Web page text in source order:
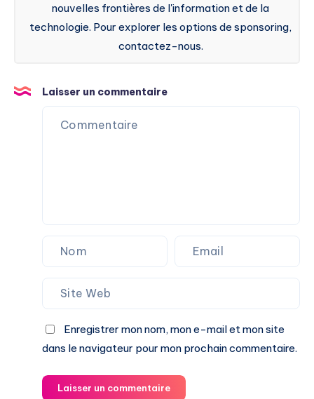
nouvelles frontières de l'information et de la
technologie. Pour explorer les options de sponsoring,
contactez-nous.
Laisser un commentaire
Enregistrer mon nom, mon e-mail et mon site
dans le navigateur pour mon prochain commentaire.
Laisser un commentaire